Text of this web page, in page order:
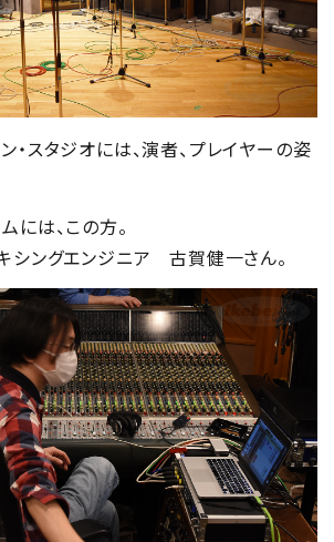
・スタジオには、演者、プレイヤーの姿
には、この方。
キシングエンジニア 古賀健一さん。